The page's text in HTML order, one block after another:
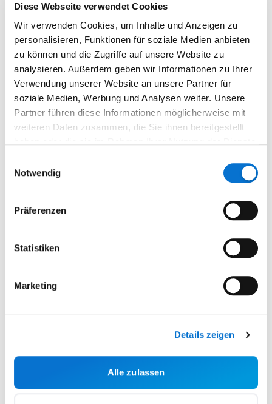
Diese Webseite verwendet Cookies
Wir verwenden Cookies, um Inhalte und Anzeigen zu
personalisieren, Funktionen für soziale Medien anbieten
zu können und die Zugriffe auf unsere Website zu
analysieren. Außerdem geben wir Informationen zu Ihrer
Verwendung unserer Website an unsere Partner für
soziale Medien, Werbung und Analysen weiter. Unsere
Partner führen diese Informationen möglicherweise mit
weiteren Daten zusammen, die Sie ihnen bereitgestellt
Notwendig
Präferenzen
Statistiken
Marketing
Details zeigen
Alle zulassen
Banküberweisung, Rücktauschen
Schließung
Andere Fragen zur Nutzung Ihres
Barion-Kontos
hello@barion.com
Rufen Sie uns an
(06 1) 464 7099